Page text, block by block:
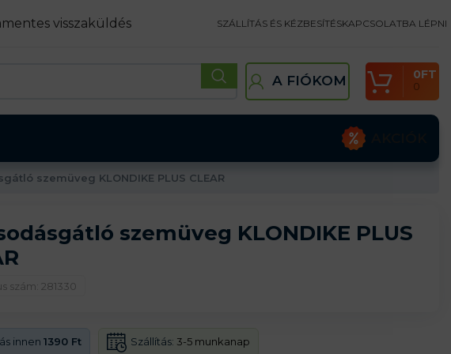
visszaküldés SZÁLLÍTÁS ÉS KÉZBESÍTÉSKAPCSOLATBA LÉPNI
A FIÓKOM 0
0FT
szemüveg KLONDIKE PLUS CLEAR
szemüveg KLONDIKE PLUS
szám: 281330
innen 1390 Ft Szállítás: 3-5 munkanap